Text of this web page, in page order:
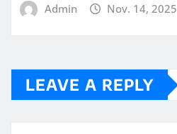
Admin Nov. 14, 2025
LEAVE A REPLY